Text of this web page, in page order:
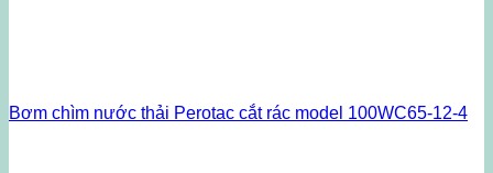
Bơm chìm nước thải Perotac cắt rác model 100WC65-12-4